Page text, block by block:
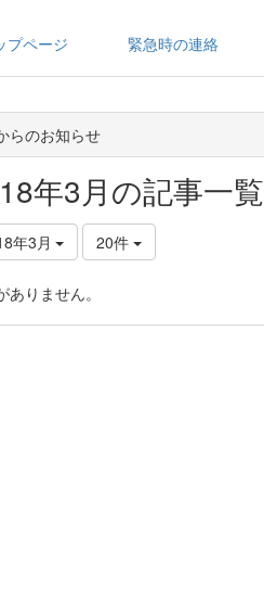
プページ 緊急時の連絡
らのお知らせ
年3月の記事一覧
年3月 20件
ありません。